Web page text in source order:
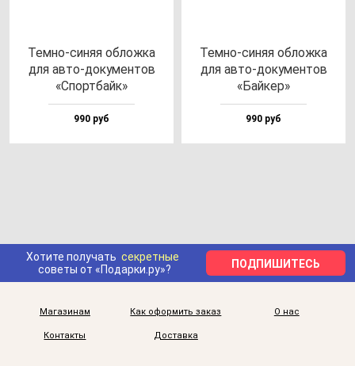
Тем­но-си­няя об­лож­ка
для ав­то-до­ку­мен­тов
«Спор­тбайк»
990 руб
Тем­но-си­няя об­лож­ка
для ав­то-до­ку­мен­тов
«Бай­кер»
990 руб
Хотите получать секретные
советы от «Подарки.ру»?
ПОДПИШИТЕСЬ
Магазинам Как оформить заказ О нас
Контакты Доставка